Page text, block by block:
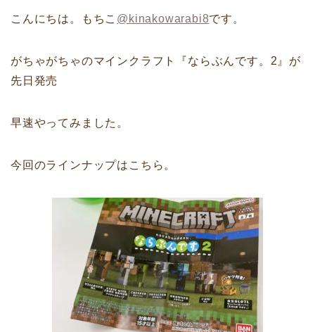
こんにちは。もちこ @kinakowarabi8です。
がちゃがちゃのマインクラフト『ならぶんです。2』が
先日発売
早速やってみました。
今回のラインナップはこちら。